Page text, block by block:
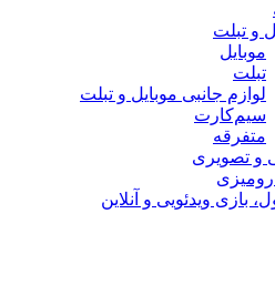
و تبلت
موبایل
تبلت
لوازم جانبی موبایل و تبلت
سیم‌کارت
متفرقه
و تصویری
بازی‌ ویدئویی و آنلاین